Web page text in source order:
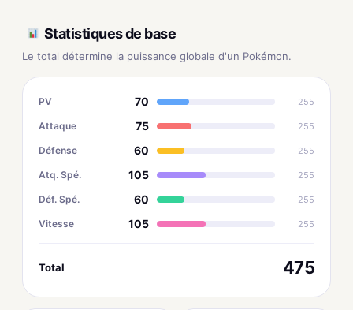
Statistiques de base
Le total détermine la puissance globale d'un Pokémon.
PV 70 255
Attaque 75 255
Défense 60 255
Atq. Spé. 105 255
Déf. Spé. 60 255
Vitesse 105 255
Total 475